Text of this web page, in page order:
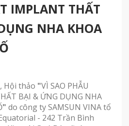
IMPLANT THẤT
NHA KHOA
Hội thảo "VÌ SAO PHẪU
BẠI & ỨNG DỤNG NHA
" do công ty SAMSUN VINA tổ
- 242 Trần Bình